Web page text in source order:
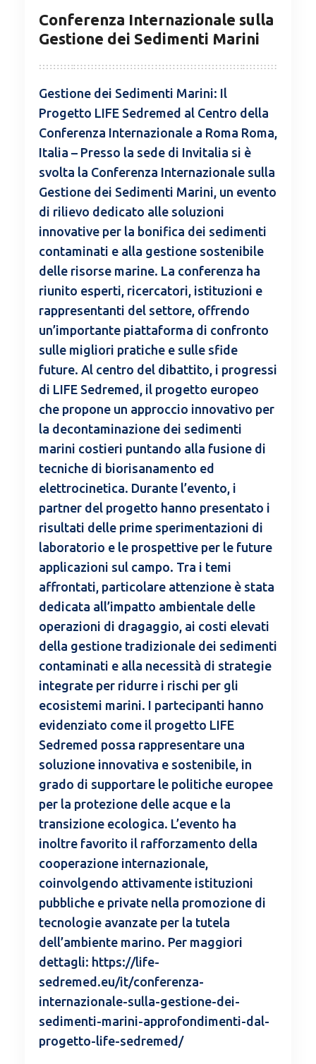
Conferenza Internazionale sulla
Gestione dei Sedimenti Marini
Gestione dei Sedimenti Marini: Il
Progetto LIFE Sedremed al Centro della
Conferenza Internazionale a Roma Roma,
Italia – Presso la sede di Invitalia si è
svolta la Conferenza Internazionale sulla
Gestione dei Sedimenti Marini, un evento
di rilievo dedicato alle soluzioni
innovative per la bonifica dei sedimenti
contaminati e alla gestione sostenibile
delle risorse marine. La conferenza ha
riunito esperti, ricercatori, istituzioni e
rappresentanti del settore, offrendo
un’importante piattaforma di confronto
sulle migliori pratiche e sulle sfide
future. Al centro del dibattito, i progressi
di LIFE Sedremed, il progetto europeo
che propone un approccio innovativo per
la decontaminazione dei sedimenti
marini costieri puntando alla fusione di
tecniche di biorisanamento ed
elettrocinetica. Durante l’evento, i
partner del progetto hanno presentato i
risultati delle prime sperimentazioni di
laboratorio e le prospettive per le future
applicazioni sul campo. Tra i temi
affrontati, particolare attenzione è stata
dedicata all’impatto ambientale delle
operazioni di dragaggio, ai costi elevati
della gestione tradizionale dei sedimenti
contaminati e alla necessità di strategie
integrate per ridurre i rischi per gli
ecosistemi marini. I partecipanti hanno
evidenziato come il progetto LIFE
Sedremed possa rappresentare una
soluzione innovativa e sostenibile, in
grado di supportare le politiche europee
per la protezione delle acque e la
transizione ecologica. L’evento ha
inoltre favorito il rafforzamento della
cooperazione internazionale,
coinvolgendo attivamente istituzioni
pubbliche e private nella promozione di
tecnologie avanzate per la tutela
dell’ambiente marino. Per maggiori
dettagli: https://life-
sedremed.eu/it/conferenza-
internazionale-sulla-gestione-dei-
sedimenti-marini-approfondimenti-dal-
progetto-life-sedremed/